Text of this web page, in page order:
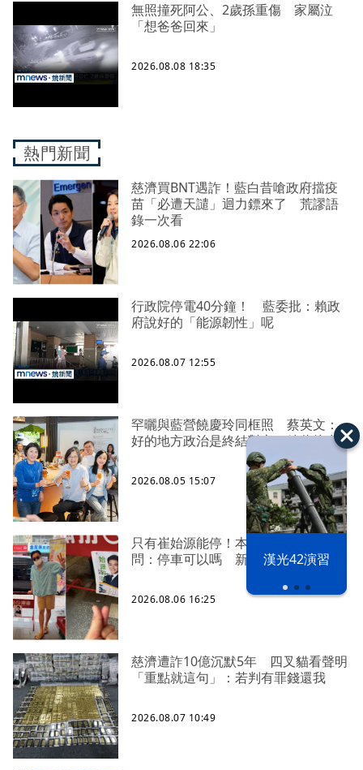
漢光42演習
無照撞死阿公、2歲孫重傷 家屬泣
「想爸爸回來」
2026.08.08 18:35
熱門新聞
慈濟買BNT遇詐！藍白昔嗆政府擋疫
苗「必遭天譴」迴力鏢來了 荒謬語
錄一次看
2026.08.06 22:06
行政院停電40分鐘！ 藍委批：賴政
府說好的「能源韌性」呢
2026.08.07 12:55
罕曬與藍營饒慶玲同框照 蔡英文：
好的地方政治是終結對立、彼此接力
2026.08.05 15:07
只有崔始源能停！本尊好奇找上門親
問：停車可以嗎 新北店員粉樂壞
2026.08.06 16:25
慈濟遭詐10億沉默5年 四叉貓看聲明
「重點就這句」：若判有罪錢還我
2026.08.07 10:49